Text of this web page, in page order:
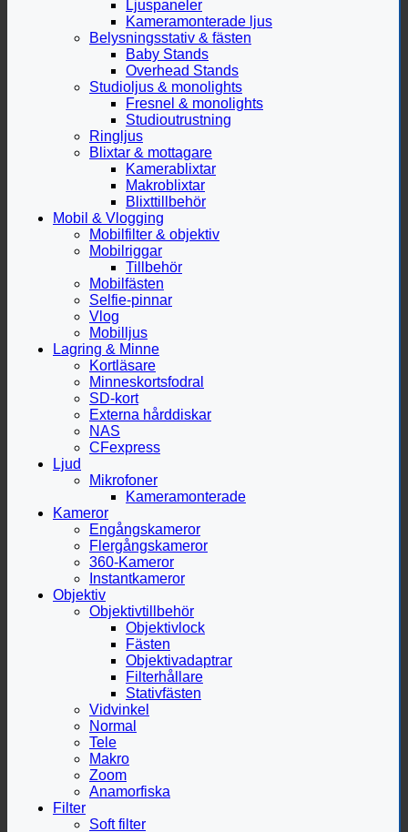
Ljuspaneler
Kameramonterade ljus
Belysningsstativ & fästen
Baby Stands
Overhead Stands
Studioljus & monolights
Fresnel & monolights
Studioutrustning
Ringljus
Blixtar & mottagare
Kamerablixtar
Makroblixtar
Blixttillbehör
Mobil & Vlogging
Mobilfilter & objektiv
Mobilriggar
Tillbehör
Mobilfästen
Selfie-pinnar
Vlog
Mobilljus
Lagring & Minne
Kortläsare
Minneskortsfodral
SD-kort
Externa hårddiskar
NAS
CFexpress
Ljud
Mikrofoner
Kameramonterade
Kameror
Engångskameror
Flergångskameror
360-Kameror
Instantkameror
Objektiv
Objektivtillbehör
Objektivlock
Fästen
Objektivadaptrar
Filterhållare
Stativfästen
Vidvinkel
Normal
Tele
Makro
Zoom
Anamorfiska
Filter
Soft filter